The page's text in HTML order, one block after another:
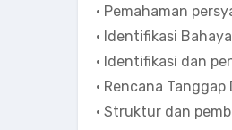
• Pemahaman
• Identifikasi
• Identifikasi dan
• Rencana Tanggap
• Struktur dan